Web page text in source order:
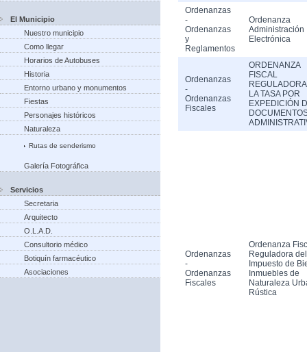
El Municipio
Nuestro municipio
Como llegar
Horarios de Autobuses
Historia
Entorno urbano y monumentos
Fiestas
Personajes históricos
Naturaleza
Rutas de senderismo
Galería Fotográfica
Servicios
Secretaria
Arquitecto
O.L.A.D.
Consultorio médico
Botiquín farmacéutico
Asociaciones
Ordenanzas
-
Ordenanzas
y
Reglamentos
Ordenanza
Administración
Electrónica
Ordenanzas
-
Ordenanzas
Fiscales
ORDENANZA
FISCAL
LA TASA POR
EXPEDICIÓN
Ordenanzas
-
Ordenanzas
Fiscales
Ordenanza
Reguladora del
Impuesto de
Inmuebles de
Naturaleza
Rústica